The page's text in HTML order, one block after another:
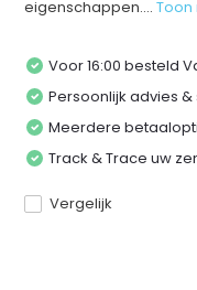
eigenschappen....
Voor 16:00 besteld
Persoonlijk advies
Meerdere
Track & Trace uw
Vergelijk